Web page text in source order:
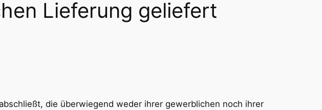
Lieferung geliefert
die überwiegend weder ihrer gewerblichen noch ihrer